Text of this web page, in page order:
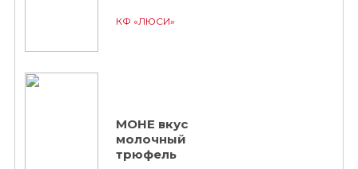
КФ «ЛЮСИ»
МОНЕ вкус
молочный
трюфель